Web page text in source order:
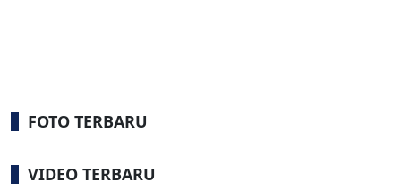
FOTO TERBARU
VIDEO TERBARU